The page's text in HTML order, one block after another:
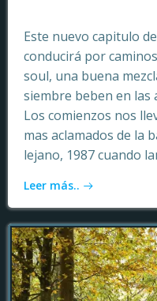
Este nuevo capitulo
conducirá por
soul, una buena
siembre beben en las
Los comienzos nos
mas aclamados de la
lejano, 1987 cuando
Leer más..